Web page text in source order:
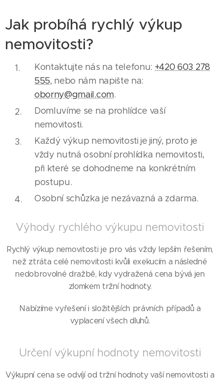
Jak probíhá rychlý výkup
nemovitosti?
Kontaktujte nás na telefonu: +420 603 278
555, nebo nám napište na:
oborny@gmail.com.
Domluvíme se na prohlídce vaší
nemovitosti.
Každý výkup nemovitosti je jiný, proto je
vždy nutná osobní prohlídka nemovitosti,
při které se dohodneme na konkrétním
postupu.
Osobní schůzka je nezávazná a zdarma.
Výhody rychlého výkupu nemovitosti
Rychlý výkup nemovitosti je pro vás vždy lepším řešením,
než ztráta celé nemovitosti kvůli exekucím a následné
nedobrovolné dražbě, kdy vydražená cena bývá jen
zlomkem tržní hodnoty.
Nabízíme vyřešení i složitějších právních případů a
vyplacení všech dluhů.
Určení výkupní hodnoty nemovitosti
Výkupní cena se odvíjí od tržní hodnoty vaší nemovitosti a